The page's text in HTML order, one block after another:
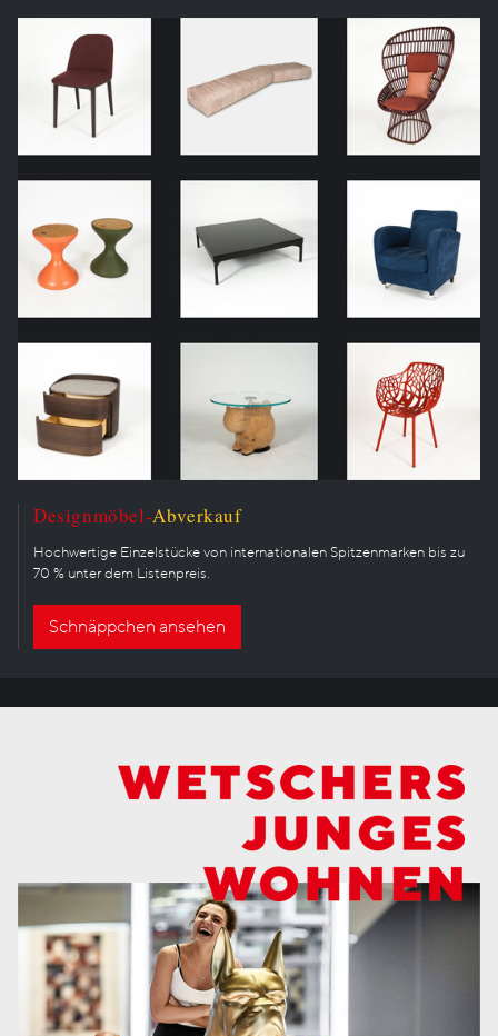
Designmöbel-Abverkauf
Hochwertige Einzelstücke von internationalen Spitzenmarken bis zu
70 % unter dem Listenpreis.
Schnäppchen ansehen